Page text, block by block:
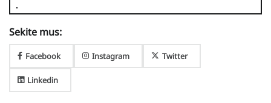
Sekite mus:
Facebook Instagram Twitter
Linkedin